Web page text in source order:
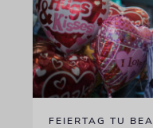
FEIERTAG TU